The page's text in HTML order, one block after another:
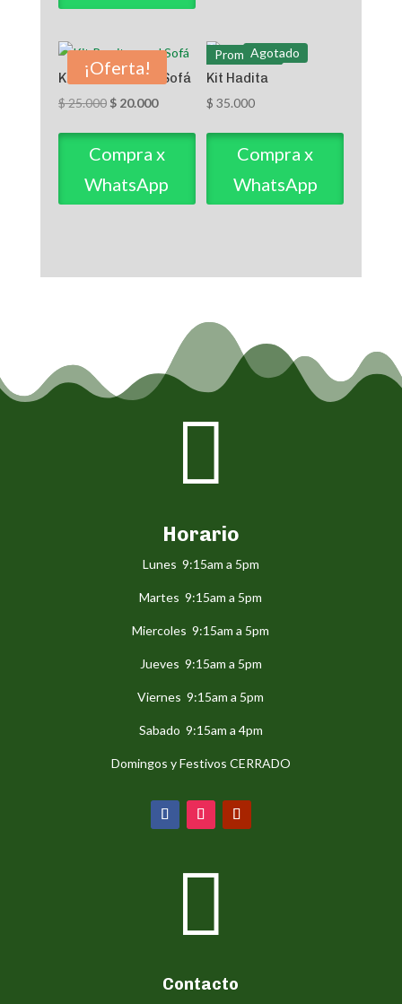
¡Oferta!
Kit Perrito en el Sofá
$25.000 El
original
$ 25.000.
$20.000El
actual
$ 20.000.
Compra x
WhatsApp
PromociónAgotado
Kit Hadita
$ 35.000
Compra x
WhatsApp

Horario
Lunes 9:15am a 5pm
Martes 9:15am a 5pm
Miercoles 9:15am a 5pm
Jueves 9:15am a 5pm
Viernes 9:15am a 5pm
Sabado 9:15am a 4pm
Domingos y Festivos CERRADO

Contacto